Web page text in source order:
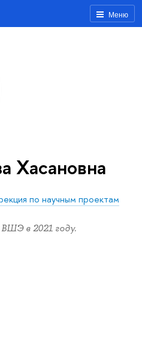
Меню
Хасановна
по научным проектам
в 2021 году.